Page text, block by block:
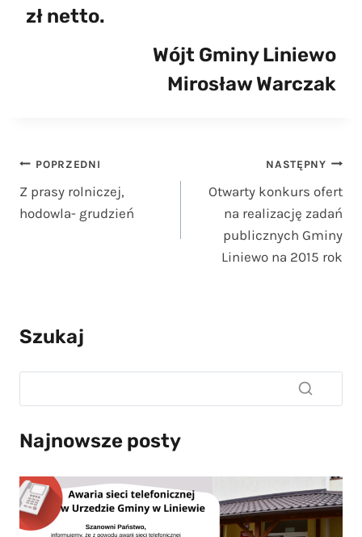
zł netto.
Wójt Gminy Liniewo
Mirosław Warczak
Nawigacja
wpisu
POPRZEDNI
Z prasy rolniczej,
hodowla- grudzień
NASTĘPNY
Otwarty konkurs ofert
na realizację zadań
publicznych Gminy
Liniewo na 2015 rok
Szukaj
Najnowsze posty